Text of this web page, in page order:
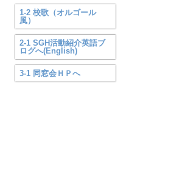
1-2 校歌（オルゴール
風）
2-1 SGH活動紹介英語ブ
ログへ(English)
3-1 同窓会ＨＰへ